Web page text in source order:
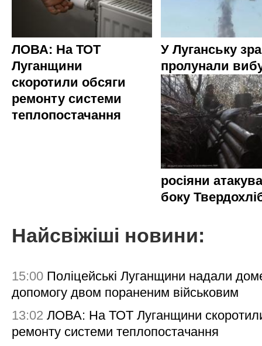
ЛОВА: На ТОТ
Луганщини
скоротили обсяги
ремонту системи
теплопостачання
У Луганську
пролунали
росіяни
боку
Найсвіжіші новини:
15:00 Поліцейські Луганщини надали
допомогу двом пораненим військовим
13:02 ЛОВА: На ТОТ Луганщини
ремонту системи теплопостачання